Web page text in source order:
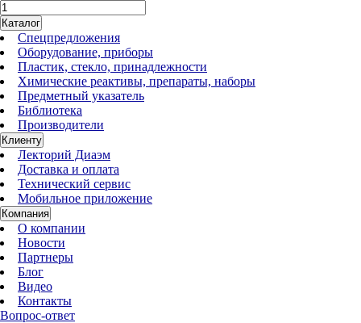
Каталог
Спецпредложения
Оборудование, приборы
Пластик, стекло, принадлежности
Химические реактивы, препараты, наборы
Предметный указатель
Библиотека
Производители
Клиенту
Лекторий Диаэм
Доставка и оплата
Технический сервис
Мобильное приложение
Компания
О компании
Новости
Партнеры
Блог
Видео
Контакты
Вопрос-ответ